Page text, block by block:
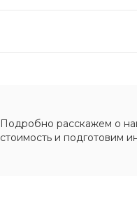
Подробно расскажем о
стоимость и подготовим